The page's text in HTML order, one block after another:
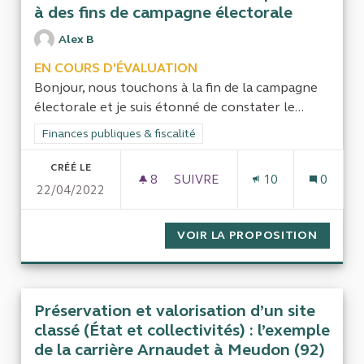
à des fins de campagne électorale
Alex B
EN COURS D'ÉVALUATION
Bonjour, nous touchons à la fin de la campagne
électorale et je suis étonné de constater le...
Filtrer les résultats de la catégorie : Finances publiques &
Finances publiques & fiscalité
CRÉÉ LE
22/04/2022
8 8 ABONNÉS
SUIVRE
10 0
VOIR LA PROPOSITION
Préservation et valorisation d’un site
classé (État et collectivités) : l’exemple
de la carrière Arnaudet à Meudon (92)